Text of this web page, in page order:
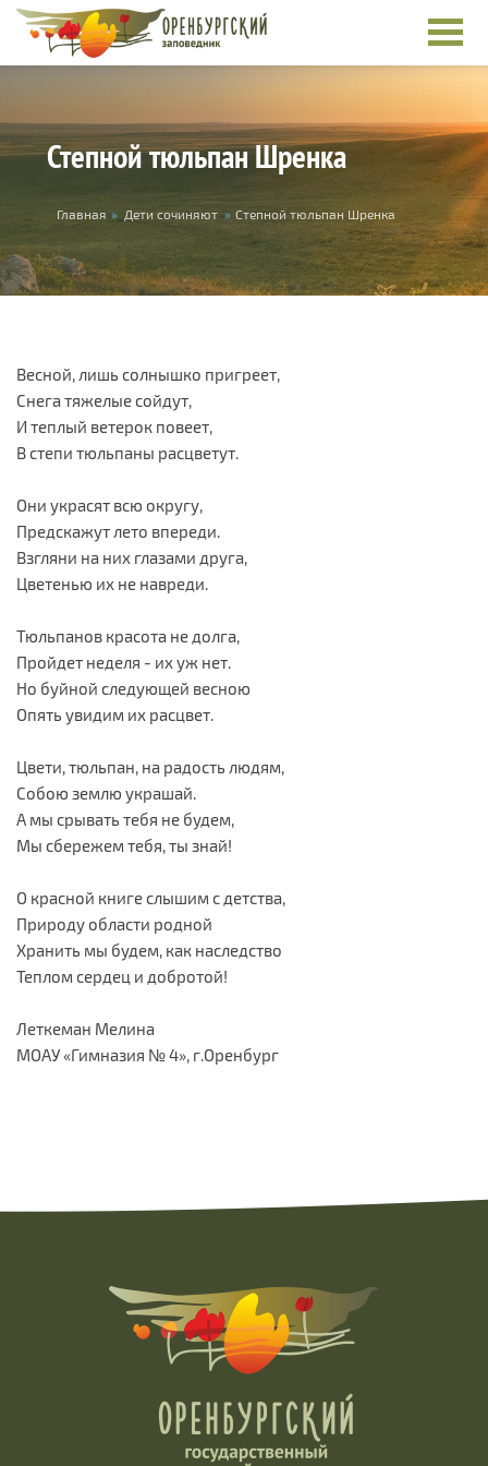
Перейти к основному содержанию
Степной тюльпан Шренка
Вы здесь
Главная » Дети сочиняют » Степной тюльпан Шренка
Весной, лишь солнышко пригреет,
Снега тяжелые сойдут,
И теплый ветерок повеет,
В степи тюльпаны расцветут.
Они украсят всю округу,
Предскажут лето впереди.
Взгляни на них глазами друга,
Цветенью их не навреди.
Тюльпанов красота не долга,
Пройдет неделя - их уж нет.
Но буйной следующей весною
Опять увидим их расцвет.
Цвети, тюльпан, на радость людям,
Собою землю украшай.
А мы срывать тебя не будем,
Мы сбережем тебя, ты знай!
О красной книге слышим с детства,
Природу области родной
Хранить мы будем, как наследство
Теплом сердец и добротой!
Леткеман Мелина
МОАУ «Гимназия № 4», г.Оренбург